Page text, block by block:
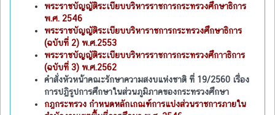
พระราชบัญญัติระเบียบบริหารราชการกระทรวงศึกษาธิการ
พ.ศ. 2546
พระราชบัญญัติระเบียบบริหาราชการกระทรวงศึกษาธิการ
(ฉบับที่ 2) พ.ศ.2553
พระราชบัญญัติระเบียบบริหารราชการกระทรวงศึกาาธิการ
(ฉบับที่ 3) พ.ศ.2562
คำสั่งหัวหน้าคณะรักษาความสงบแห่งชาติ ที่ 19/2560 เรื่อง
การปฏิรูปการศึกษาในส่วนภูมิภาคของกระทรวงศึกษา
กฎกระทรวง กำหนดหลักเกณฑ์การแบ่งส่วนราชการภายใน